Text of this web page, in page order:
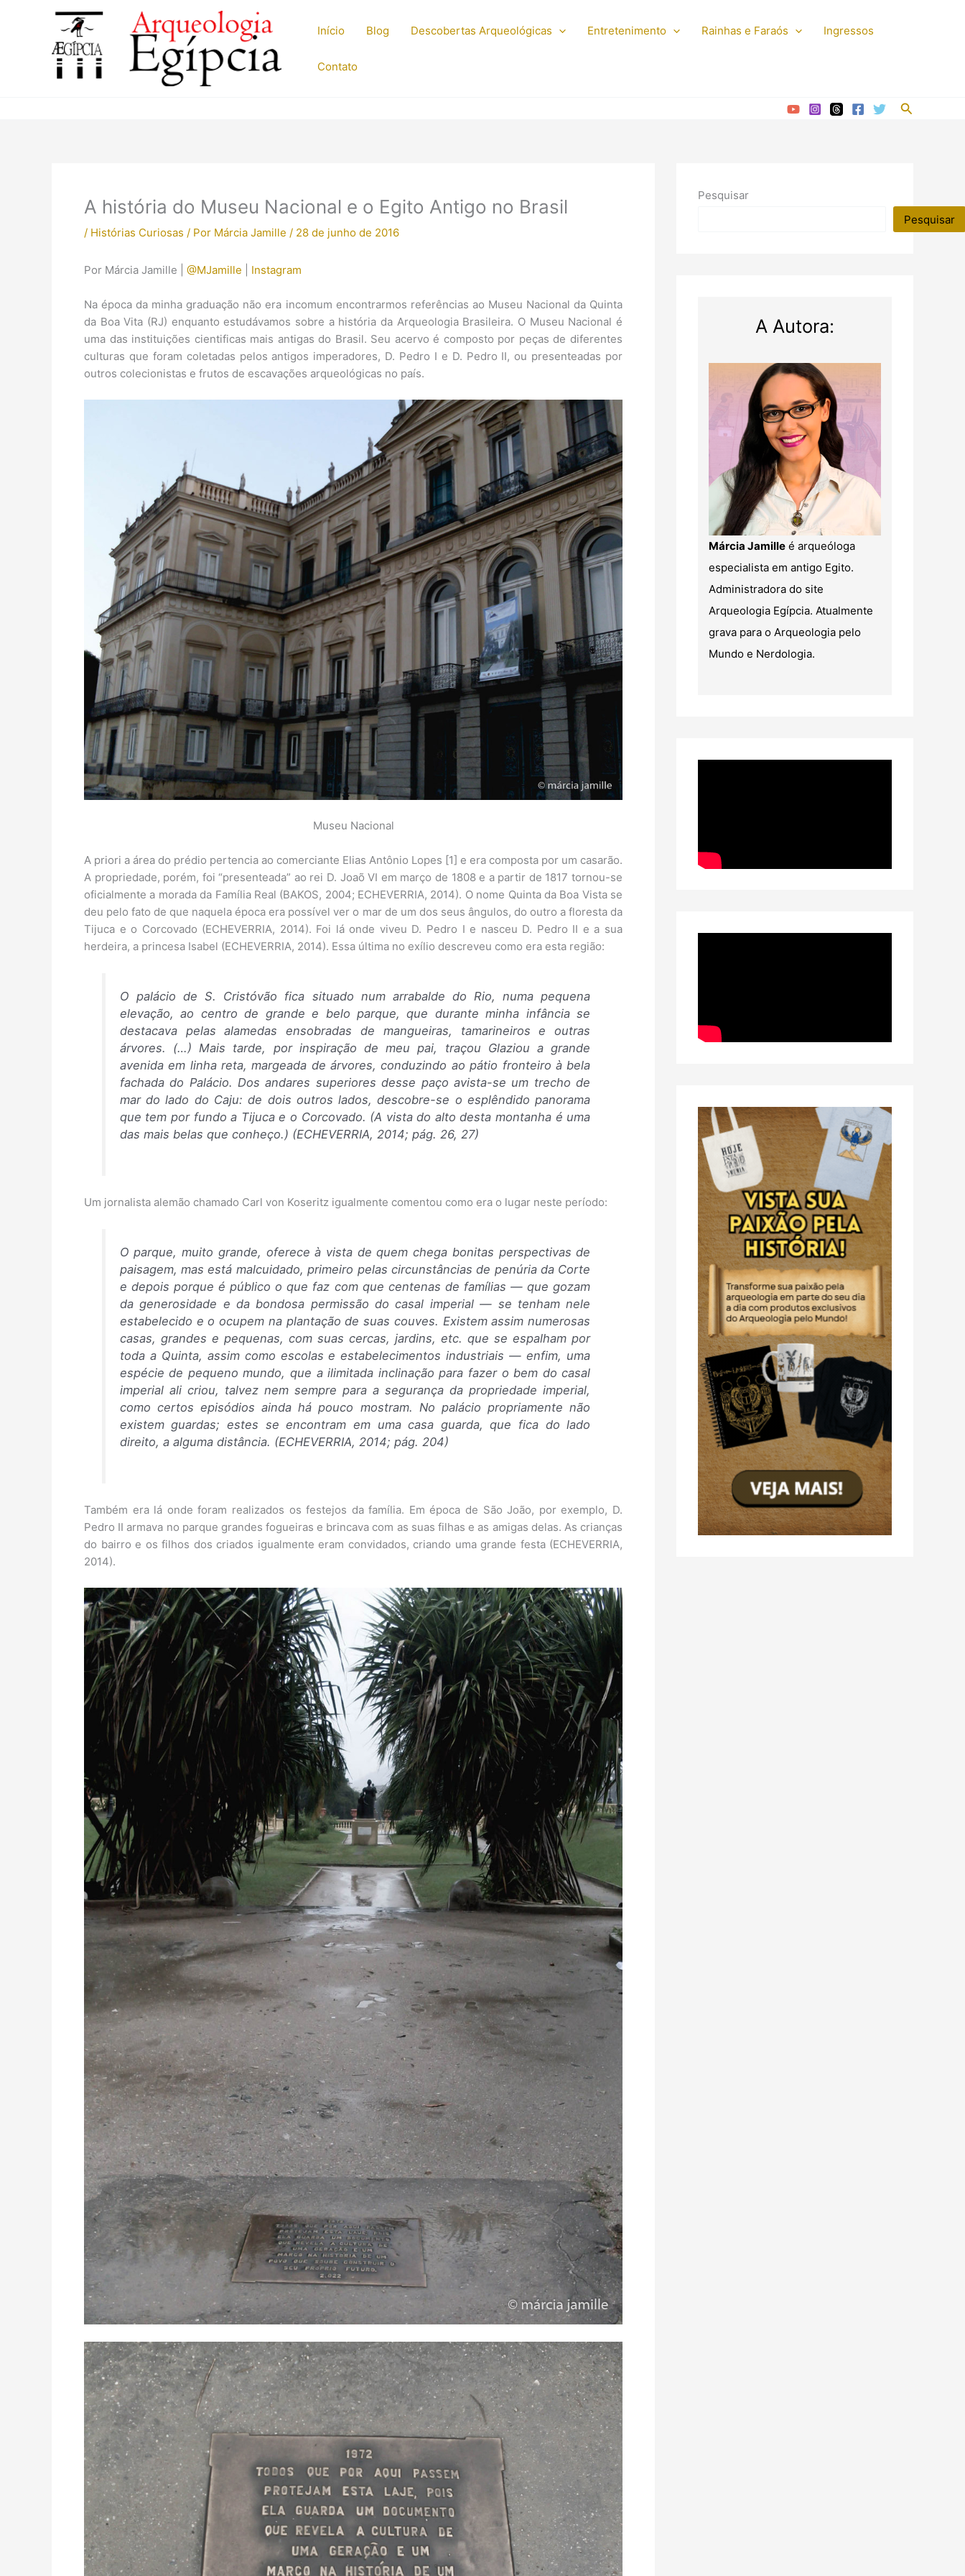
Início Blog Descobertas Arqueológicas Entretenimento Rainhas e Faraós Ingressos
Contato
Pesquisar
A história do Museu Nacional e o Egito Antigo no Brasil
/ Histórias Curiosas / Por Márcia Jamille / 28 de junho de 2016
Por Márcia Jamille | @MJamille Instagram
Na época da minha graduação não era incomum encontrarmos referências ao Museu Nacional da Quinta
da Boa Vita (RJ) enquanto estudávamos sobre a história da Arqueologia Brasileira. O Museu Nacional é
uma das instituições cientificas mais antigas do Brasil. Seu acervo é composto por peças de diferentes
culturas que foram coletadas pelos antigos imperadores, D. Pedro I e D. Pedro II, ou presenteadas por
outros colecionistas e frutos de escavações arqueológicas no país.
Museu Nacional
A priori a área do prédio pertencia ao comerciante Elias Antônio Lopes [1] e era composta por um casarão.
A propriedade, porém, foi “presenteada” ao rei D. Joaõ VI em março de 1808 e a partir de 1817 tornou-se
oficialmente a morada da Família Real (BAKOS, 2004; ECHEVERRIA, 2014). O nome Quinta da Boa Vista se
deu pelo fato de que naquela época era possível ver o mar de um dos seus ângulos, do outro a floresta da
Tijuca e o Corcovado (ECHEVERRIA, 2014). Foi lá onde viveu D. Pedro I e nasceu D. Pedro II e a sua
herdeira, a princesa Isabel (ECHEVERRIA, 2014). Essa última no exílio descreveu como era esta região:
O palácio de S. Cristóvão fica situado num arrabalde do Rio, numa pequena
elevação, ao centro de grande e belo parque, que durante minha infância se
destacava pelas alamedas ensobradas de mangueiras, tamarineiros e outras
árvores. (…) Mais tarde, por inspiração de meu pai, traçou Glaziou a grande
avenida em linha reta, margeada de árvores, conduzindo ao pátio fronteiro à bela
fachada do Palácio. Dos andares superiores desse paço avista-se um trecho de
mar do lado do Caju: de dois outros lados, descobre-se o esplêndido panorama
que tem por fundo a Tijuca e o Corcovado. (A vista do alto desta montanha é uma
das mais belas que conheço.) (ECHEVERRIA, 2014; pág. 26, 27)
Um jornalista alemão chamado Carl von Koseritz igualmente comentou como era o lugar neste período:
O parque, muito grande, oferece à vista de quem chega bonitas perspectivas de
paisagem, mas está malcuidado, primeiro pelas circunstâncias de penúria da Corte
e depois porque é público o que faz com que centenas de famílias — que gozam
da generosidade e da bondosa permissão do casal imperial — se tenham nele
estabelecido e o ocupem na plantação de suas couves. Existem assim numerosas
casas, grandes e pequenas, com suas cercas, jardins, etc. que se espalham por
toda a Quinta, assim como escolas e estabelecimentos industriais — enfim, uma
espécie de pequeno mundo, que a ilimitada inclinação para fazer o bem do casal
imperial ali criou, talvez nem sempre para a segurança da propriedade imperial,
como certos episódios ainda há pouco mostram. No palácio propriamente não
existem guardas; estes se encontram em uma casa guarda, que fica do lado
direito, a alguma distância. (ECHEVERRIA, 2014; pág. 204)
Também era lá onde foram realizados os festejos da família. Em época de São João, por exemplo, D.
Pedro II armava no parque grandes fogueiras e brincava com as suas filhas e as amigas delas. As crianças
do bairro e os filhos dos criados igualmente eram convidados, criando uma grande festa (ECHEVERRIA,
2014).
Pesquisar
Pesquisar
A Autora:
Márcia Jamille é arqueóloga
especialista em antigo Egito.
Administradora do site
Arqueologia Egípcia. Atualmente
grava para o Arqueologia pelo
Mundo e Nerdologia.